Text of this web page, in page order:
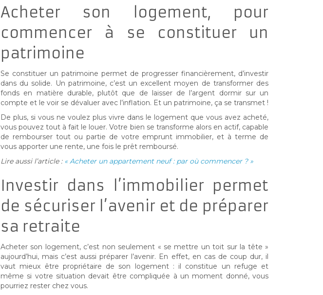
Acheter son logement, pour
commencer à se constituer un
patrimoine
Se constituer un patrimoine permet de progresser financièrement, d’investir
dans du solide. Un patrimoine, c’est un excellent moyen de transformer des
fonds en matière durable, plutôt que de laisser de l’argent dormir sur un
compte et le voir se dévaluer avec l’inflation. Et un patrimoine, ça se transmet !
De plus, si vous ne voulez plus vivre dans le logement que vous avez acheté,
vous pouvez tout à fait le louer. Votre bien se transforme alors en actif, capable
de rembourser tout ou partie de votre emprunt immobilier, et à terme de
vous apporter une rente, une fois le prêt remboursé.
Lire aussi l’article : « Acheter un appartement neuf : par où commencer ? »
Investir dans l’immobilier permet
de sécuriser l’avenir et de préparer
sa retraite
Acheter son logement, c’est non seulement « se mettre un toit sur la tête »
aujourd’hui, mais c’est aussi préparer l’avenir. En effet, en cas de coup dur, il
vaut mieux être propriétaire de son logement : il constitue un refuge et
même si votre situation devait être compliquée à un moment donné, vous
pourriez rester chez vous.